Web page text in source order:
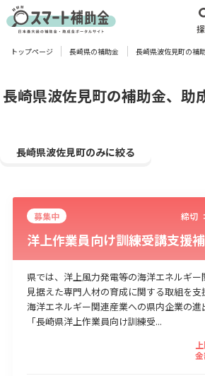
対象
建設･不動産業
サービス業 医療･福祉
宿泊･旅館業
その他
海外
トップページ 長崎県の補助金 長崎県波佐見町の補
長崎県波佐見町の補助金、助
長崎県波佐見町のみに絞る
募集中 締切 ：
洋上作業員向け訓練受講支援
県では、洋上風力発電等の海洋エネルギ
見据えた専門人材の育成に関する取組を支
海洋エネルギー関連産業への県内企業の進
「長崎県洋上作業員向け訓練受...